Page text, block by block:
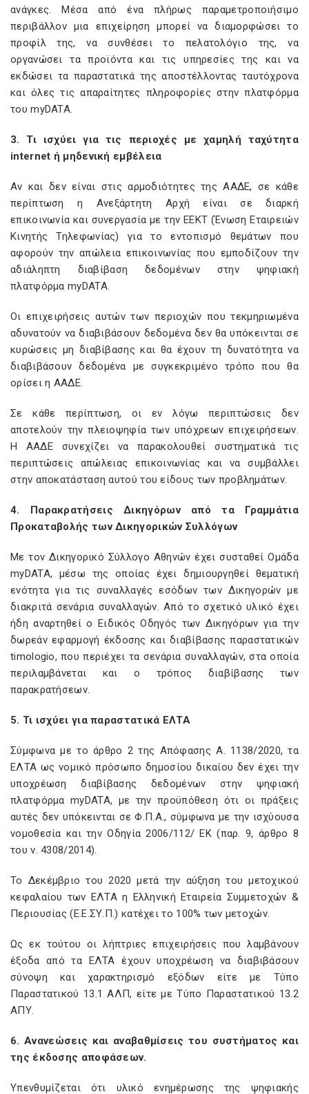
ανάγκες. Μέσα από ένα πλήρως παραμετροποιήσιμο
περιβάλλον μια επιχείρηση μπορεί να διαμορφώσει το
προφίλ της, να συνθέσει το πελατολόγιο της, να
οργανώσει τα προϊόντα και τις υπηρεσίες της και να
εκδώσει τα παραστατικά της αποστέλλοντας ταυτόχρονα
και όλες τις απαραίτητες πληροφορίες στην πλατφόρμα
του myDATA.
3. Τι ισχύει για τις περιοχές με χαμηλή ταχύτητα
internet ή μηδενική εμβέλεια
Αν και δεν είναι στις αρμοδιότητες της ΑΑΔΕ, σε κάθε
περίπτωση η Ανεξάρτητη Αρχή είναι σε διαρκή
επικοινωνία και συνεργασία με την ΕΕΚΤ (Ένωση Εταιρειών
Κινητής Τηλεφωνίας) για το εντοπισμό θεμάτων που
αφορούν την απώλεια επικοινωνίας που εμποδίζουν την
αδιάληπτη διαβίβαση δεδομένων στην ψηφιακή
πλατφόρμα myDATA.
Οι επιχειρήσεις αυτών των περιοχών που τεκμηριωμένα
αδυνατούν να διαβιβάσουν δεδομένα δεν θα υπόκεινται σε
κυρώσεις μη διαβίβασης και θα έχουν τη δυνατότητα να
διαβιβάσουν δεδομένα με συγκεκριμένο τρόπο που θα
ορίσει η ΑΑΔΕ.
Σε κάθε περίπτωση, οι εν λόγω περιπτώσεις δεν
αποτελούν την πλειοψηφία των υπόχρεων επιχειρήσεων.
Η ΑΑΔΕ συνεχίζει να παρακολουθεί συστηματικά τις
περιπτώσεις απώλειας επικοινωνίας και να συμβάλλει
στην αποκατάσταση αυτού του είδους των προβλημάτων.
4. Παρακρατήσεις Δικηγόρων από τα Γραμμάτια
Προκαταβολής των Δικηγορικών Συλλόγων
Με τον Δικηγορικό Σύλλογο Αθηνών έχει συσταθεί Ομάδα
myDATA, μέσω της οποίας έχει δημιουργηθεί θεματική
ενότητα για τις συναλλαγές εσόδων των Δικηγορών με
διακριτά σενάρια συναλλαγών. Από το σχετικό υλικό έχει
ήδη αναρτηθεί ο Ειδικός Οδηγός των Δικηγόρων για την
δωρεάν εφαρμογή έκδοσης και διαβίβασης παραστατικών
timologio, που περιέχει τα σενάρια συναλλαγών, στα οποία
περιλαμβάνεται και ο τρόπος διαβίβασης των
παρακρατήσεων.
5. Τι ισχύει για παραστατικά ΕΛΤΑ
Σύμφωνα με το άρθρο 2 της Απόφασης Α. 1138/2020, τα
ΕΛΤΑ ως νομικό πρόσωπο δημοσίου δικαίου δεν έχει την
υποχρέωση διαβίβασης δεδομένων στην ψηφιακή
πλατφόρμα myDATA, με την προϋπόθεση ότι οι πράξεις
αυτές δεν υπόκεινται σε Φ.Π.Α., σύμφωνα με την ισχύουσα
νομοθεσία και την Οδηγία 2006/112/ ΕΚ (παρ. 9, άρθρο 8
του ν. 4308/2014).
Το Δεκέμβριο του 2020 μετά την αύξηση του μετοχικού
κεφαλαίου των ΕΛΤΑ η Ελληνική Εταιρεία Συμμετοχών &
Περιουσίας (Ε.Ε.ΣΥ.Π.) κατέχει το 100% των μετοχών.
Ως εκ τούτου οι λήπτριες επιχειρήσεις που λαμβάνουν
έξοδα από τα ΕΛΤΑ έχουν υποχρέωση να διαβιβάσουν
σύνοψη και χαρακτηρισμό εξόδων είτε με Τύπο
Παραστατικού 13.1 ΑΛΠ, είτε με Τύπο Παραστατικού 13.2
ΑΠΥ.
6. Ανανεώσεις και αναβαθμίσεις του συστήματος και
της έκδοσης αποφάσεων.
Yπενθυμίζεται ότι υλικό ενημέρωσης της ψηφιακής